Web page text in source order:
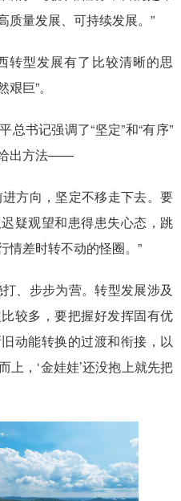
质量发展、可持续发展。”
型发展有了比较清晰的思
巨”。
书记强调了“坚定”和“有序”
给出方法——
方向，坚定不移走下去。要
疑观望和患得患失心态，跳
情差时转不动的怪圈。”
、步步为营。转型发展涉及
较多，要把握好发挥固有优
动能转换的过渡和衔接，以
上，‘金娃娃’还没抱上就先把